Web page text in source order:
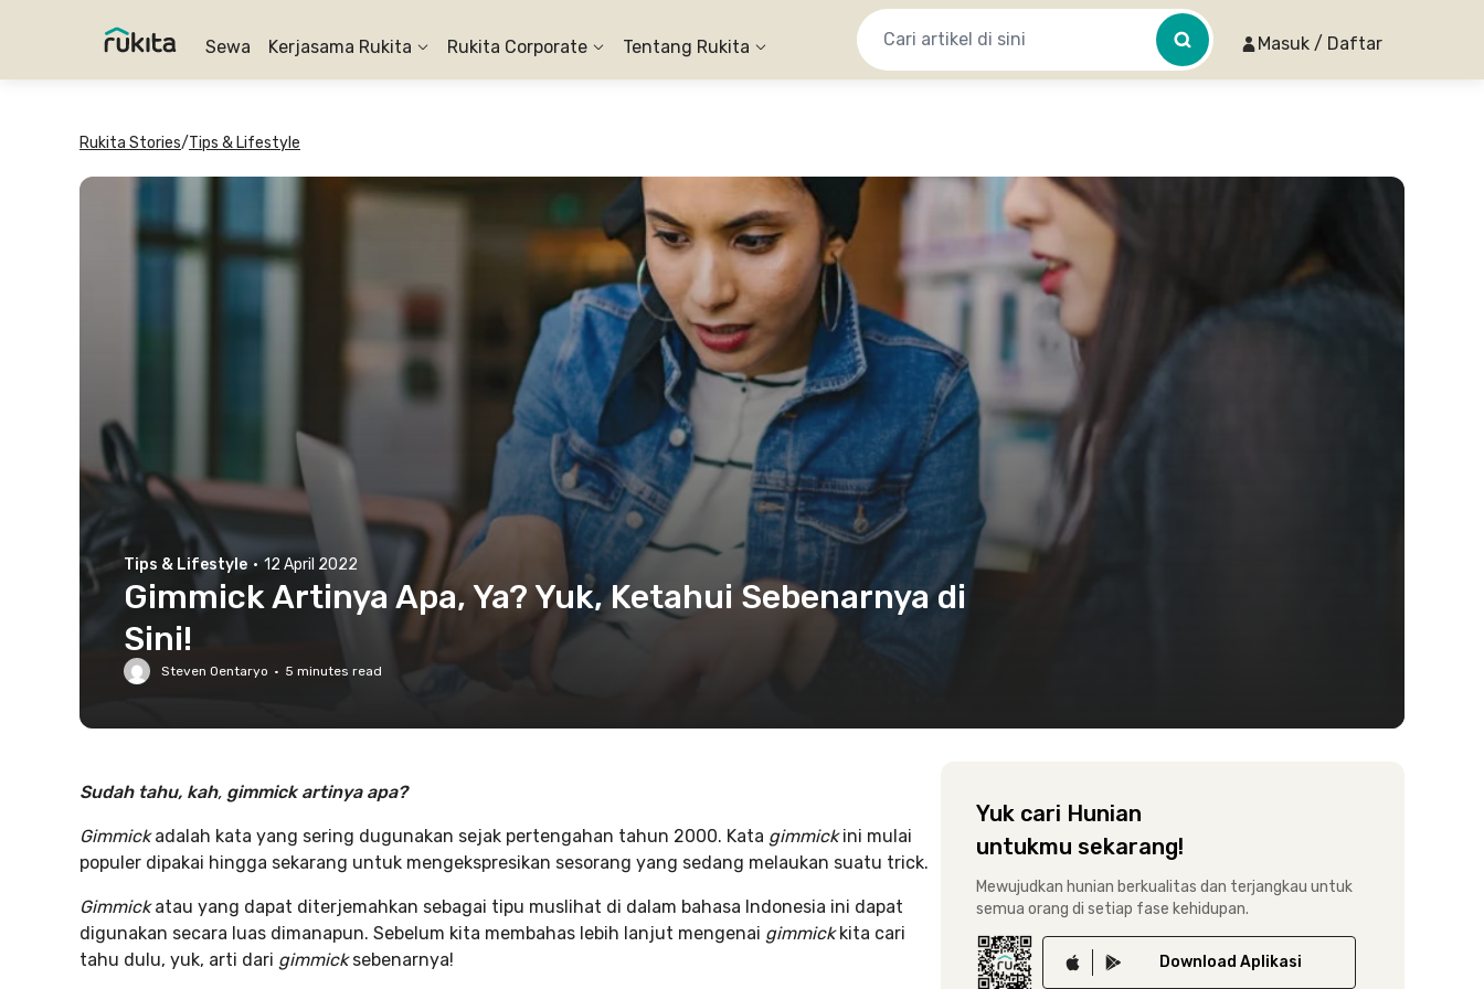
Sewa Kerjasama Rukita Rukita Corporate Tentang Rukita Masuk / Daftar
Rukita Stories/Tips & Lifestyle
Tips & Lifestyle · 12 April 2022
Gimmick Artinya Apa, Ya? Yuk, Ketahui Sebenarnya di
Sini!
Steven Oentaryo · 5 minutes read
Sudah tahu, kah, gimmick artinya apa?
Gimmickadalah kata yang sering dugunakan sejak pertengahan tahun 2000. Kata gimmickini mulai
populer dipakai hingga sekarang untuk mengekspresikan sesorang yang sedang melaukan suatu trick.
Gimmickatau yang dapat diterjemahkan sebagai tipu muslihat di dalam bahasa Indonesia ini dapat
digunakan secara luas dimanapun. Sebelum kita membahas lebih lanjut mengenai gimmickkita cari
tahu dulu, yuk, arti dari gimmicksebenarnya!
Yuk cari Hunian
untukmu sekarang!
Mewujudkan hunian berkualitas dan terjangkau untuk
semua orang di setiap fase kehidupan.
Download Aplikasi